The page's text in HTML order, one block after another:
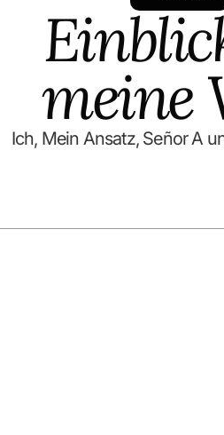
meine
Ich, Mein Ansatz, Señor A